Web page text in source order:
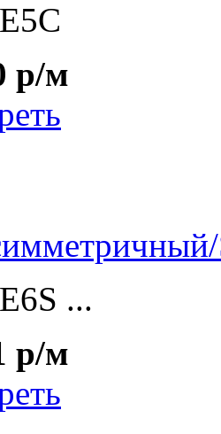
р/м
...
р/м